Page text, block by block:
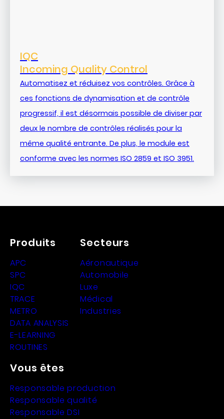
IQC
Incoming Quality Control
Automatisez et réduisez vos contrôles. Grâce à
ces fonctions de dynamisation et de contrôle
progressif, il est désormais possible de diviser par
deux le nombre de contrôles réalisés pour la
même qualité entrante. De plus, le module est
conforme avec les normes ISO 2859 et ISO 3951.
Produits
APC
SPC
IQC
TRACE
METRO
DATA ANALYSIS
E-LEARNING
ROUTINES
Secteurs
Aéronautique
Automobile
Luxe
Médical
Industries
Vous êtes
Responsable production
Responsable qualité
Responsable DSI